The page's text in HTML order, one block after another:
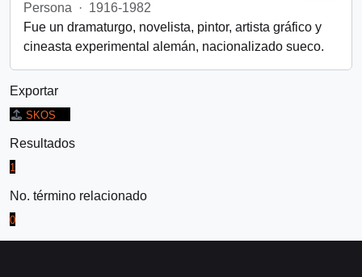
Persona
· 1916-1982
Fue un dramaturgo, novelista, pintor, artista gráfico y
cineasta experimental alemán, nacionalizado sueco.
Exportar
SKOS
Resultados
1
No. término relacionado
0